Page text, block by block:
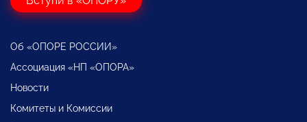
Об «ОПОРЕ РОССИИ»
Ассоциация «НП «ОПОРА»
Новости
Комитеты и Комиссии